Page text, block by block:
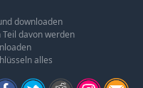
downloaden
davon werden
alles